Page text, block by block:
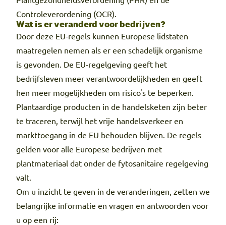
Controleverordening (OCR).
Wat is er veranderd voor bedrijven?
Door deze EU-regels kunnen Europese lidstaten
maatregelen nemen als er een schadelijk organisme
is gevonden. De EU-regelgeving geeft het
bedrijfsleven meer verantwoordelijkheden en geeft
hen meer mogelijkheden om risico's te beperken.
Plantaardige producten in de handelsketen zijn beter
te traceren, terwijl het vrije handelsverkeer en
markttoegang in de EU behouden blijven. De regels
gelden voor alle Europese bedrijven met
plantmateriaal dat onder de fytosanitaire regelgeving
valt.
Om u inzicht te geven in de veranderingen, zetten we
belangrijke informatie en vragen en antwoorden voor
u op een rij: